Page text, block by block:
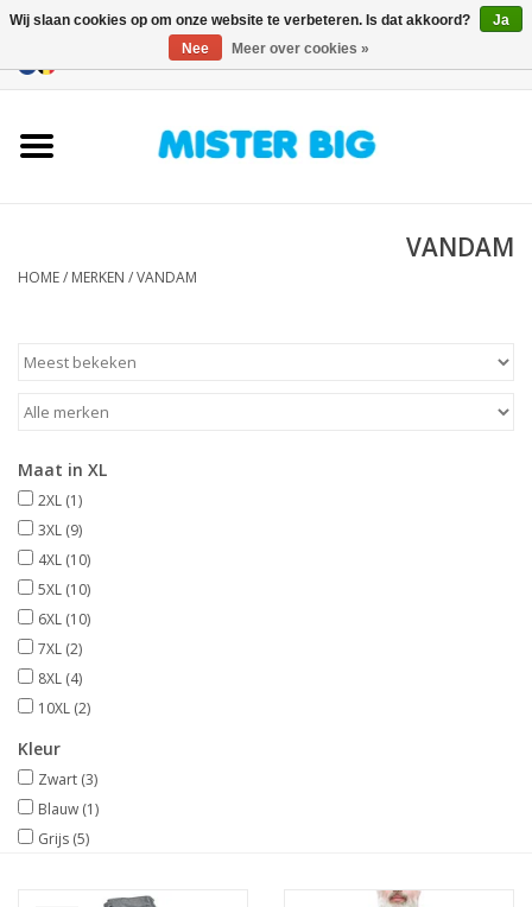
VANDAM
HOME/ MERKEN /VANDAM
Maat in XL
2XL (1)
3XL (9)
4XL (10)
5XL (10)
6XL (10)
7XL (2)
8XL (4)
10XL (2)
Kleur
Zwart (3)
Blauw (1)
Grijs (5)
Wij slaan cookies op om onze website te verbeteren. Is dat akkoord?
Ja
Nee
Meer over cookies »